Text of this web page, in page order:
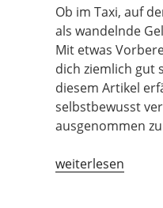
Ob im Taxi, auf
als wandelnde
Mit etwas
dich ziemlich gut
diesem Artikel
selbstbewusst
ausgenommen
„Ägypten:
weiterlesen